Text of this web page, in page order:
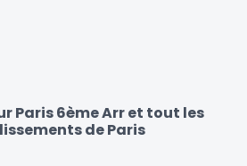
Paris 6ème Arr et tout les
de Paris